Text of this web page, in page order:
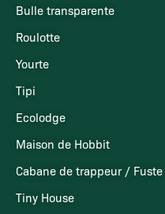
Bulle transparente
Roulotte
Yourte
Tipi
Ecolodge
Maison de Hobbit
Cabane de trappeur / Fuste
Tiny House